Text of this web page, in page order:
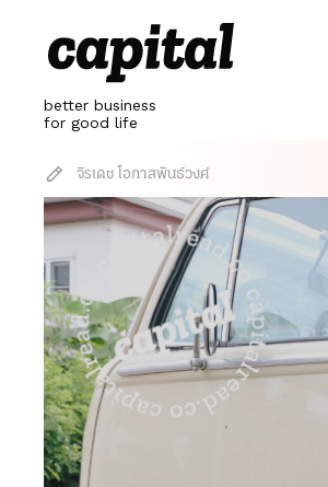
content
better business
for good life
จิรเดช โอภาสพันธ์วงศ์